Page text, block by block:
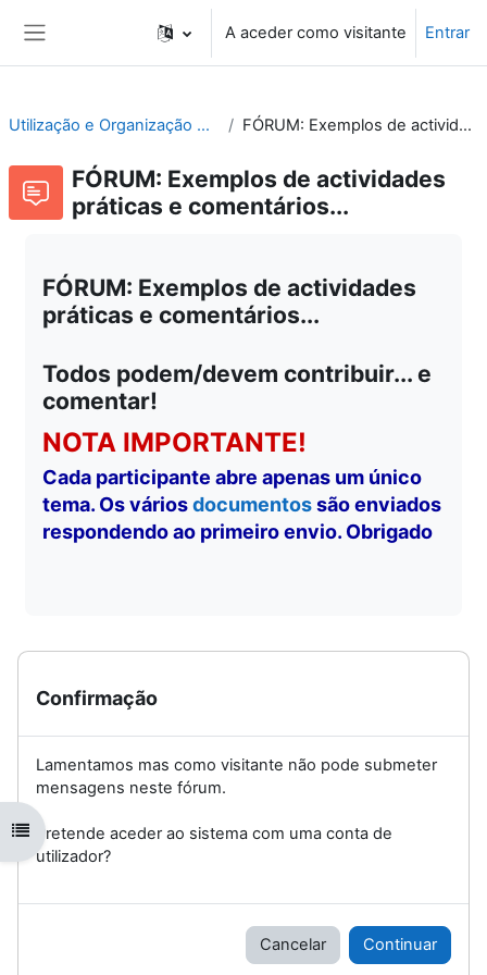
A aceder como visitante Entrar
Abrir índice da disciplina
Utilização e Organização de Laboratórios Escolares FÓRUM: Exemplos de actividades práticas e comentários...
FÓRUM: Exemplos de actividades
práticas e comentários...
FÓRUM: Exemplos de actividades
práticas e comentários...
Todos podem/devem contribuir... e
comentar!
NOTA IMPORTANTE!
Cada participante abre apenas um único
tema. Os váriosdocumentossão enviados
respondendo ao primeiro envio. Obrigado
Confirmação
Lamentamos mas como visitante não pode submeter
mensagens neste fórum.
Pretende aceder ao sistema com uma conta de
utilizador?
Cancelar Continuar